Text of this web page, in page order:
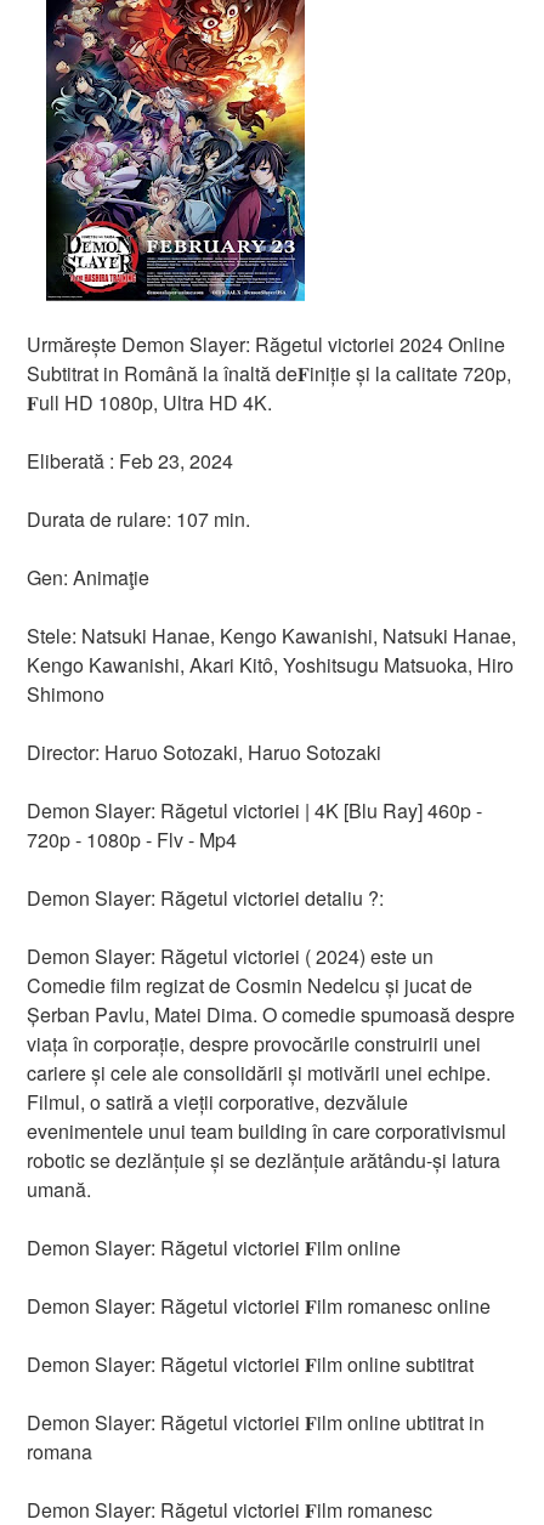
Urmărește Demon Slayer: Răgetul victoriei 2024 Online
Subtitrat in Română la înaltă de𝐅iniție și la calitate 720p,
𝐅ull HD 1080p, Ultra HD 4K.
Eliberată : Feb 23, 2024
Durata de rulare: 107 min.
Gen: Animaţie
Stele: Natsuki Hanae, Kengo Kawanishi, Natsuki Hanae,
Kengo Kawanishi, Akari Kitô, Yoshitsugu Matsuoka, Hiro
Shimono
Director: Haruo Sotozaki, Haruo Sotozaki
Demon Slayer: Răgetul victoriei | 4K [Blu Ray] 460p -
720p - 1080p - Flv - Mp4
Demon Slayer: Răgetul victoriei detaliu ?:
Demon Slayer: Răgetul victoriei ( 2024) este un
Comedie film regizat de Cosmin Nedelcu și jucat de
Șerban Pavlu, Matei Dima. O comedie spumoasă despre
viața în corporație, despre provocările construirii unei
cariere și cele ale consolidării și motivării unei echipe.
Filmul, o satiră a vieții corporative, dezvăluie
evenimentele unui team building în care corporativismul
robotic se dezlănțuie și se dezlănțuie arătându-și latura
umană.
Demon Slayer: Răgetul victoriei 𝐅ilm online
Demon Slayer: Răgetul victoriei 𝐅ilm romanesc online
Demon Slayer: Răgetul victoriei 𝐅ilm online subtitrat
Demon Slayer: Răgetul victoriei 𝐅ilm online ubtitrat in
romana
Demon Slayer: Răgetul victoriei 𝐅ilm romanesc